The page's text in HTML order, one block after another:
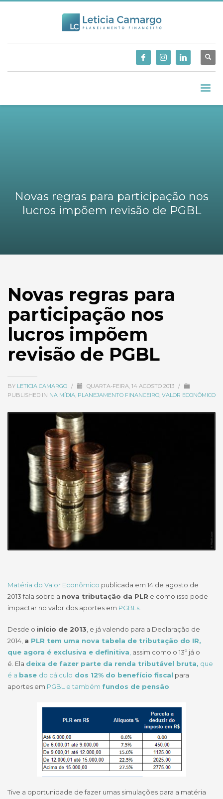
Novas regras para participação nos
lucros impõem revisão de PGBL
Novas regras para
participação nos
lucros impõem
revisão de PGBL
BY LETICIA CAMARGO / QUARTA-FEIRA, 14 AGOSTO 2013 /
PUBLISHED IN NA MÍDIA PLANEJAMENTO FINANCEIRO VALOR ECONÔMICO
Matéria do Valor Econômico publicada em 14 de agosto de
2013 fala sobre a nova tributação da PLR e como isso pode
impactar no valor dos aportes em PGBLs.
Desde o início de 2013, e já valendo para a Declaração de
2014, a PLR tem uma nova tabela de tributação do IR,
que agora é exclusiva e definitiva, assim como o 13º já o
é. Ela deixa de fazer parte da renda tributável bruta, que
é a base do cálculo dos 12% do benefício fiscal para
aportes em PGBL e também fundos de pensão.
Tive a oportunidade de fazer umas simulações para a matéria